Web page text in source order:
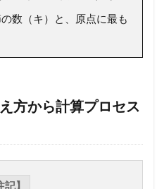
数（キ）と、原点に最も
方から計算プロセス
】